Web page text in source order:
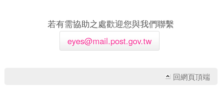
若有需協助之處歡迎您與我們聯繫
eyes@mail.post.gov.tw
回網頁頂端